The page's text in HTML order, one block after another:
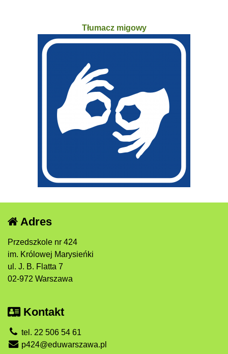
Tłumacz migowy
Adres
Przedszkole nr 424
im. Królowej Marysieńki
ul. J. B. Flatta 7
02-972 Warszawa
Kontakt
tel. 22 506 54 61
p424@eduwarszawa.pl